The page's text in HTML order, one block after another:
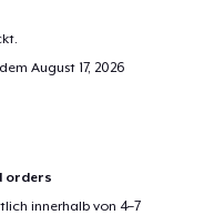
demAugust 17, 2026
orders
innerhalb von 4–7